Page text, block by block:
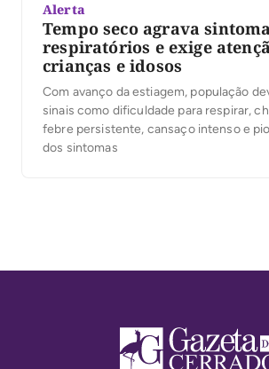
Alerta
Tempo seco agrava
respiratórios e exige
crianças e idosos
Com avanço da estiagem, população
sinais como dificuldade para respirar,
febre persistente, cansaço intenso e
dos sintomas